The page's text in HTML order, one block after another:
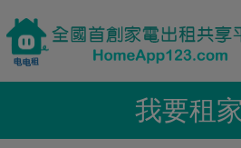
我要租